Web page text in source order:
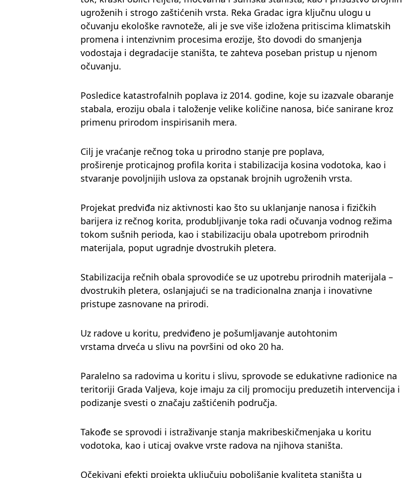
ugroženih i strogo zaštićenih vrsta. Reka Gradac igra ključnu ulogu u
očuvanju ekološke ravnoteže, ali je sve više izložena pritiscima klimatskih
promena i intenzivnim procesima erozije, što dovodi do smanjenja
vodostaja i degradacije staništa, te zahteva poseban pristup u njenom
očuvanju.
Posledice katastrofalnih poplava iz 2014. godine, koje su izazvale obaranje
stabala, eroziju obala i taloženje velike količine nanosa, biće sanirane kroz
primenu prirodom inspirisanih mera.
Cilj je vraćanje rečnog toka u prirodno stanje pre poplava,
proširenje proticajnog profila korita i stabilizacija kosina vodotoka, kao i
stvaranje povoljnijih uslova za opstanak brojnih ugroženih vrsta.
Projekat predviđa niz aktivnosti kao što su uklanjanje nanosa i fizičkih
barijera iz rečnog korita, produbljivanje toka radi očuvanja vodnog režima
tokom sušnih perioda, kao i stabilizaciju obala upotrebom prirodnih
materijala, poput ugradnje dvostrukih pletera.
Stabilizacija rečnih obala sprovodiće se uz upotrebu prirodnih materijala –
dvostrukih pletera, oslanjajući se na tradicionalna znanja i inovativne
pristupe zasnovane na prirodi.
Uz radove u koritu, predviđeno je pošumljavanje autohtonim
vrstama drveća u slivu na površini od oko 20 ha.
Paralelno sa radovima u koritu i slivu, sprovode se edukativne radionice na
teritoriji Grada Valjeva, koje imaju za cilj promociju preduzetih intervencija i
podizanje svesti o značaju zaštićenih područja.
Takođe se sprovodi i istraživanje stanja makribeskičmenjaka u koritu
vodotoka, kao i uticaj ovakve vrste radova na njihova staništa.
Očekivani efekti projekta uključuju poboljšanje kvaliteta staništa u